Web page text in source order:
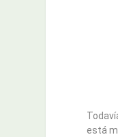
está